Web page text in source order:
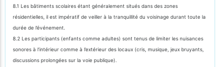
8.1 Les bâtiments scolaires étant généralement situés dans des zones
résidentielles, il est impératif de veiller à la tranquillité du voisinage durant toute la
durée de l’événement.
8.2 Les participants (enfants comme adultes) sont tenus de limiter les nuisances
sonores à l’intérieur comme à l’extérieur des locaux (cris, musique, jeux bruyants,
discussions prolongées sur la voie publique).